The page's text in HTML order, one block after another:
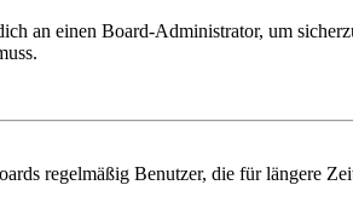
an einen Board-Administrator, um
regelmäßig Benutzer, die für längere